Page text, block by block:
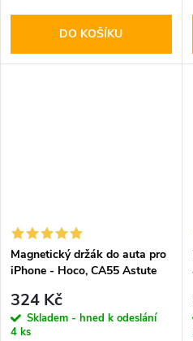
DO KOŠÍKU
Magnetický držák do auta pro
iPhone - Hoco, CA55 Astute
324 Kč
Skladem - hned k odeslání
4 ks